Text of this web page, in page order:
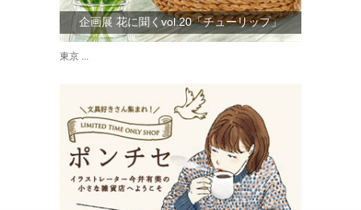
企画展 花に聞くvol.20「チューリップ」
東京 ...